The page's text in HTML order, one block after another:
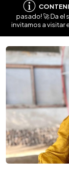
pasado! 🚀 Da el
invitamos a visitar